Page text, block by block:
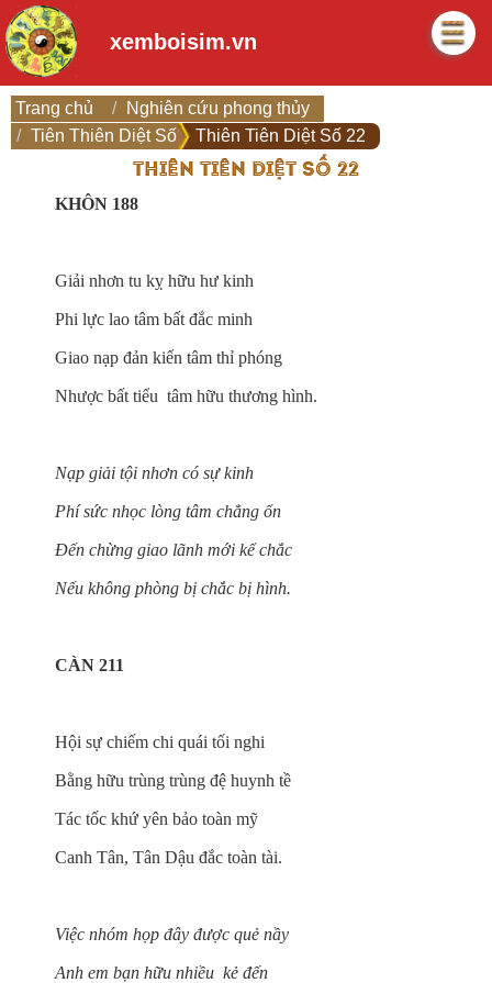
xemboisim.vn
Trang chủ
Nghiên cứu phong thủy
Tiên Thiên Diệt Số
Thiên Tiên Diệt Số 22
THIÊN TIÊN DIỆT SỐ 22
KHÔN 188
Giải nhơn tu kỵ hữu hư kinh
Phi lực lao tâm bất đắc minh
Giao nạp đản kiến tâm thỉ phóng
Nhược bất tiểu tâm hữu thương hình.
Nạp giải tội nhơn có sự kinh
Phí sức nhọc lòng tâm chẳng ổn
Đến chừng giao lãnh mới kể chắc
Nếu không phòng bị chắc bị hình.
CÀN 211
Hội sự chiếm chi quái tối nghi
Bằng hữu trùng trùng đệ huynh tề
Tác tốc khứ yên bảo toàn mỹ
Canh Tân, Tân Dậu đắc toàn tài.
Việc nhóm họp đây được quẻ nầy
Anh em bạn hữu nhiều kẻ đến